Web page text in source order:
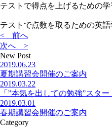
テストで得点を上げるための
テストで点数を取るための英
< 前へ
次へ >
New Post
2019.06.23
夏期講習会開催のご案内
2019.03.22
「”本気を出しての勉強”スタ
2019.03.01
春期講習会開催のご案内
Category